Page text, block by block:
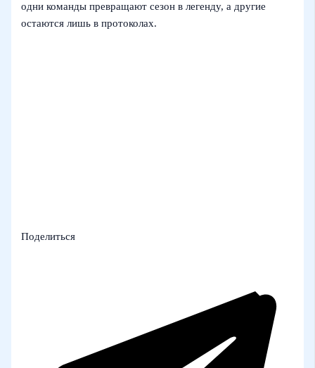
одни команды превращают сезон в легенду, а другие
остаются лишь в протоколах.
Поделиться